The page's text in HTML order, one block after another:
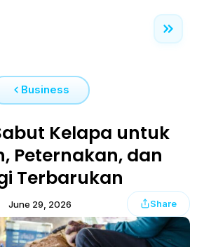
Business
Kelapa untuk
Peternakan, dan
Terbarukan
June 29, 2026 Share